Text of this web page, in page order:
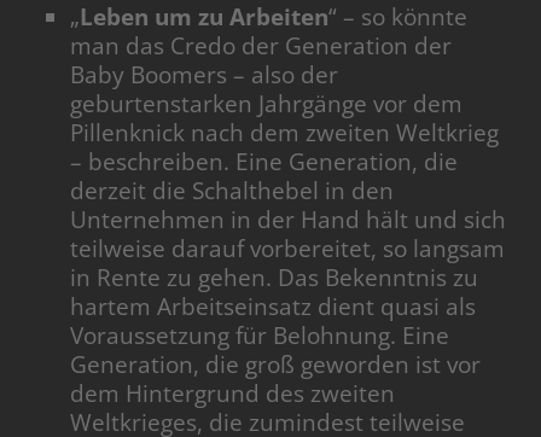
„Leben um zu Arbeiten“ – so könnte
man das Credo der Generation der
Baby Boomers – also der
geburtenstarken Jahrgänge vor dem
Pillenknick nach dem zweiten Weltkrieg
– beschreiben. Eine Generation, die
derzeit die Schalthebel in den
Unternehmen in der Hand hält und sich
teilweise darauf vorbereitet, so langsam
in Rente zu gehen. Das Bekenntnis zu
hartem Arbeitseinsatz dient quasi als
Voraussetzung für Belohnung. Eine
Generation, die groß geworden ist vor
dem Hintergrund des zweiten
Weltkrieges, die zumindest teilweise